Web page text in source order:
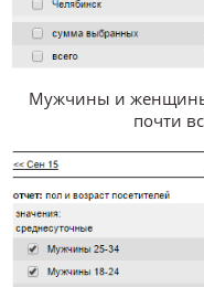
Мужчины и женщины
почти